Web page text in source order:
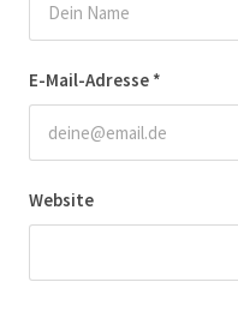
E-Mail-Adresse *
Website